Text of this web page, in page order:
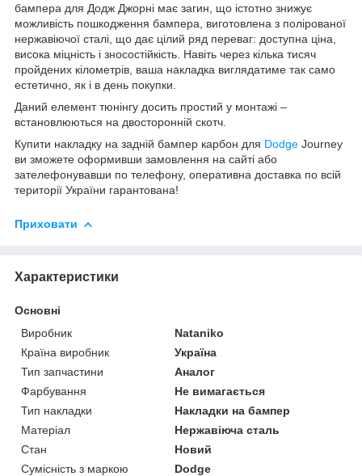
бампера для Додж Джорні має загин, що істотно знижує
можливість пошкодження бампера, виготовлена з полірованої
нержавіючої сталі, що дає цілий ряд переваг: доступна ціна,
висока міцність і зносостійкість. Навіть через кілька тисяч
пройдених кілометрів, ваша накладка виглядатиме так само
естетично, як і в день покупки.
Даний елемент тюнінгу досить простий у монтажі –
встановлюються на двосторонній скотч.
Купити накладку на задній бампер карбон для Dodge Journey
ви зможете оформивши замовлення на сайті або
зателефонувавши по телефону, оперативна доставка по всій
території України гарантована!
Приховати
Характеристики
Основні
Виробник
Nataniko
Країна виробник
Україна
Тип запчастини
Аналог
Фарбування
Не вимагається
Тип накладки
Накладки на бампер
Матеріал
Нержавіюча сталь
Стан
Новий
Сумісність з маркою
Dodge